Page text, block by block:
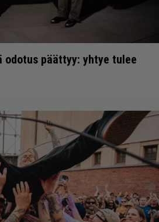
odotus päättyy: yhtye tulee